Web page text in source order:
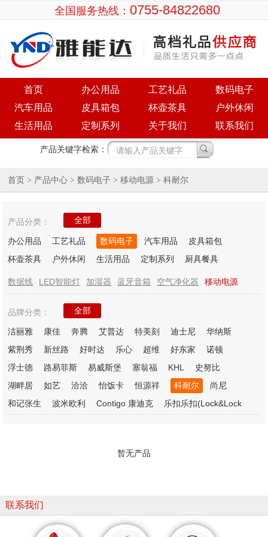
全国服务热线： 0755-84822680
首页 办公用品 工艺礼品
数码电子
汽车用品
皮具箱包 杯壶茶具
户外休闲
生活用品
定制系列 关于我们 联系我们
产品关键字检索：
首页 > 产品中心 > 数码电子 > 移动电源 > 科耐尔
产品分类： 全部
办公用品 工艺礼品 数码电子 汽车用品
皮具箱包
杯壶茶具
户外休闲 生活用品 定制系列 厨具餐具
数据线 LED智能灯 加湿器 蓝牙音箱 空气净化器 移动电源
品牌分类： 全部
洁丽雅 康佳 奔腾 艾普达 特美刻 迪士尼
华纳斯
紫荆秀
新丝路 好时达 乐心 超维 好东家
诺顿
浮士德
路易菲斯 易威斯堡 塞翁福 KHL
史努比
湖畔居
如艺 洽洽 怡饭卡 恒源祥 科耐尔
尚尼
和记张生
波米欧利 Contigo 康迪克 乐扣乐扣(Lock&Lock
暂无产品
联系我们